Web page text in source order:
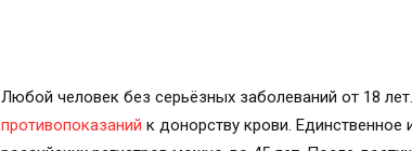
Любой человек без серьёзных заболеваний от 18
противопоказаний к донорству крови.